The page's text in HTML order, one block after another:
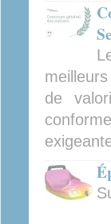
de